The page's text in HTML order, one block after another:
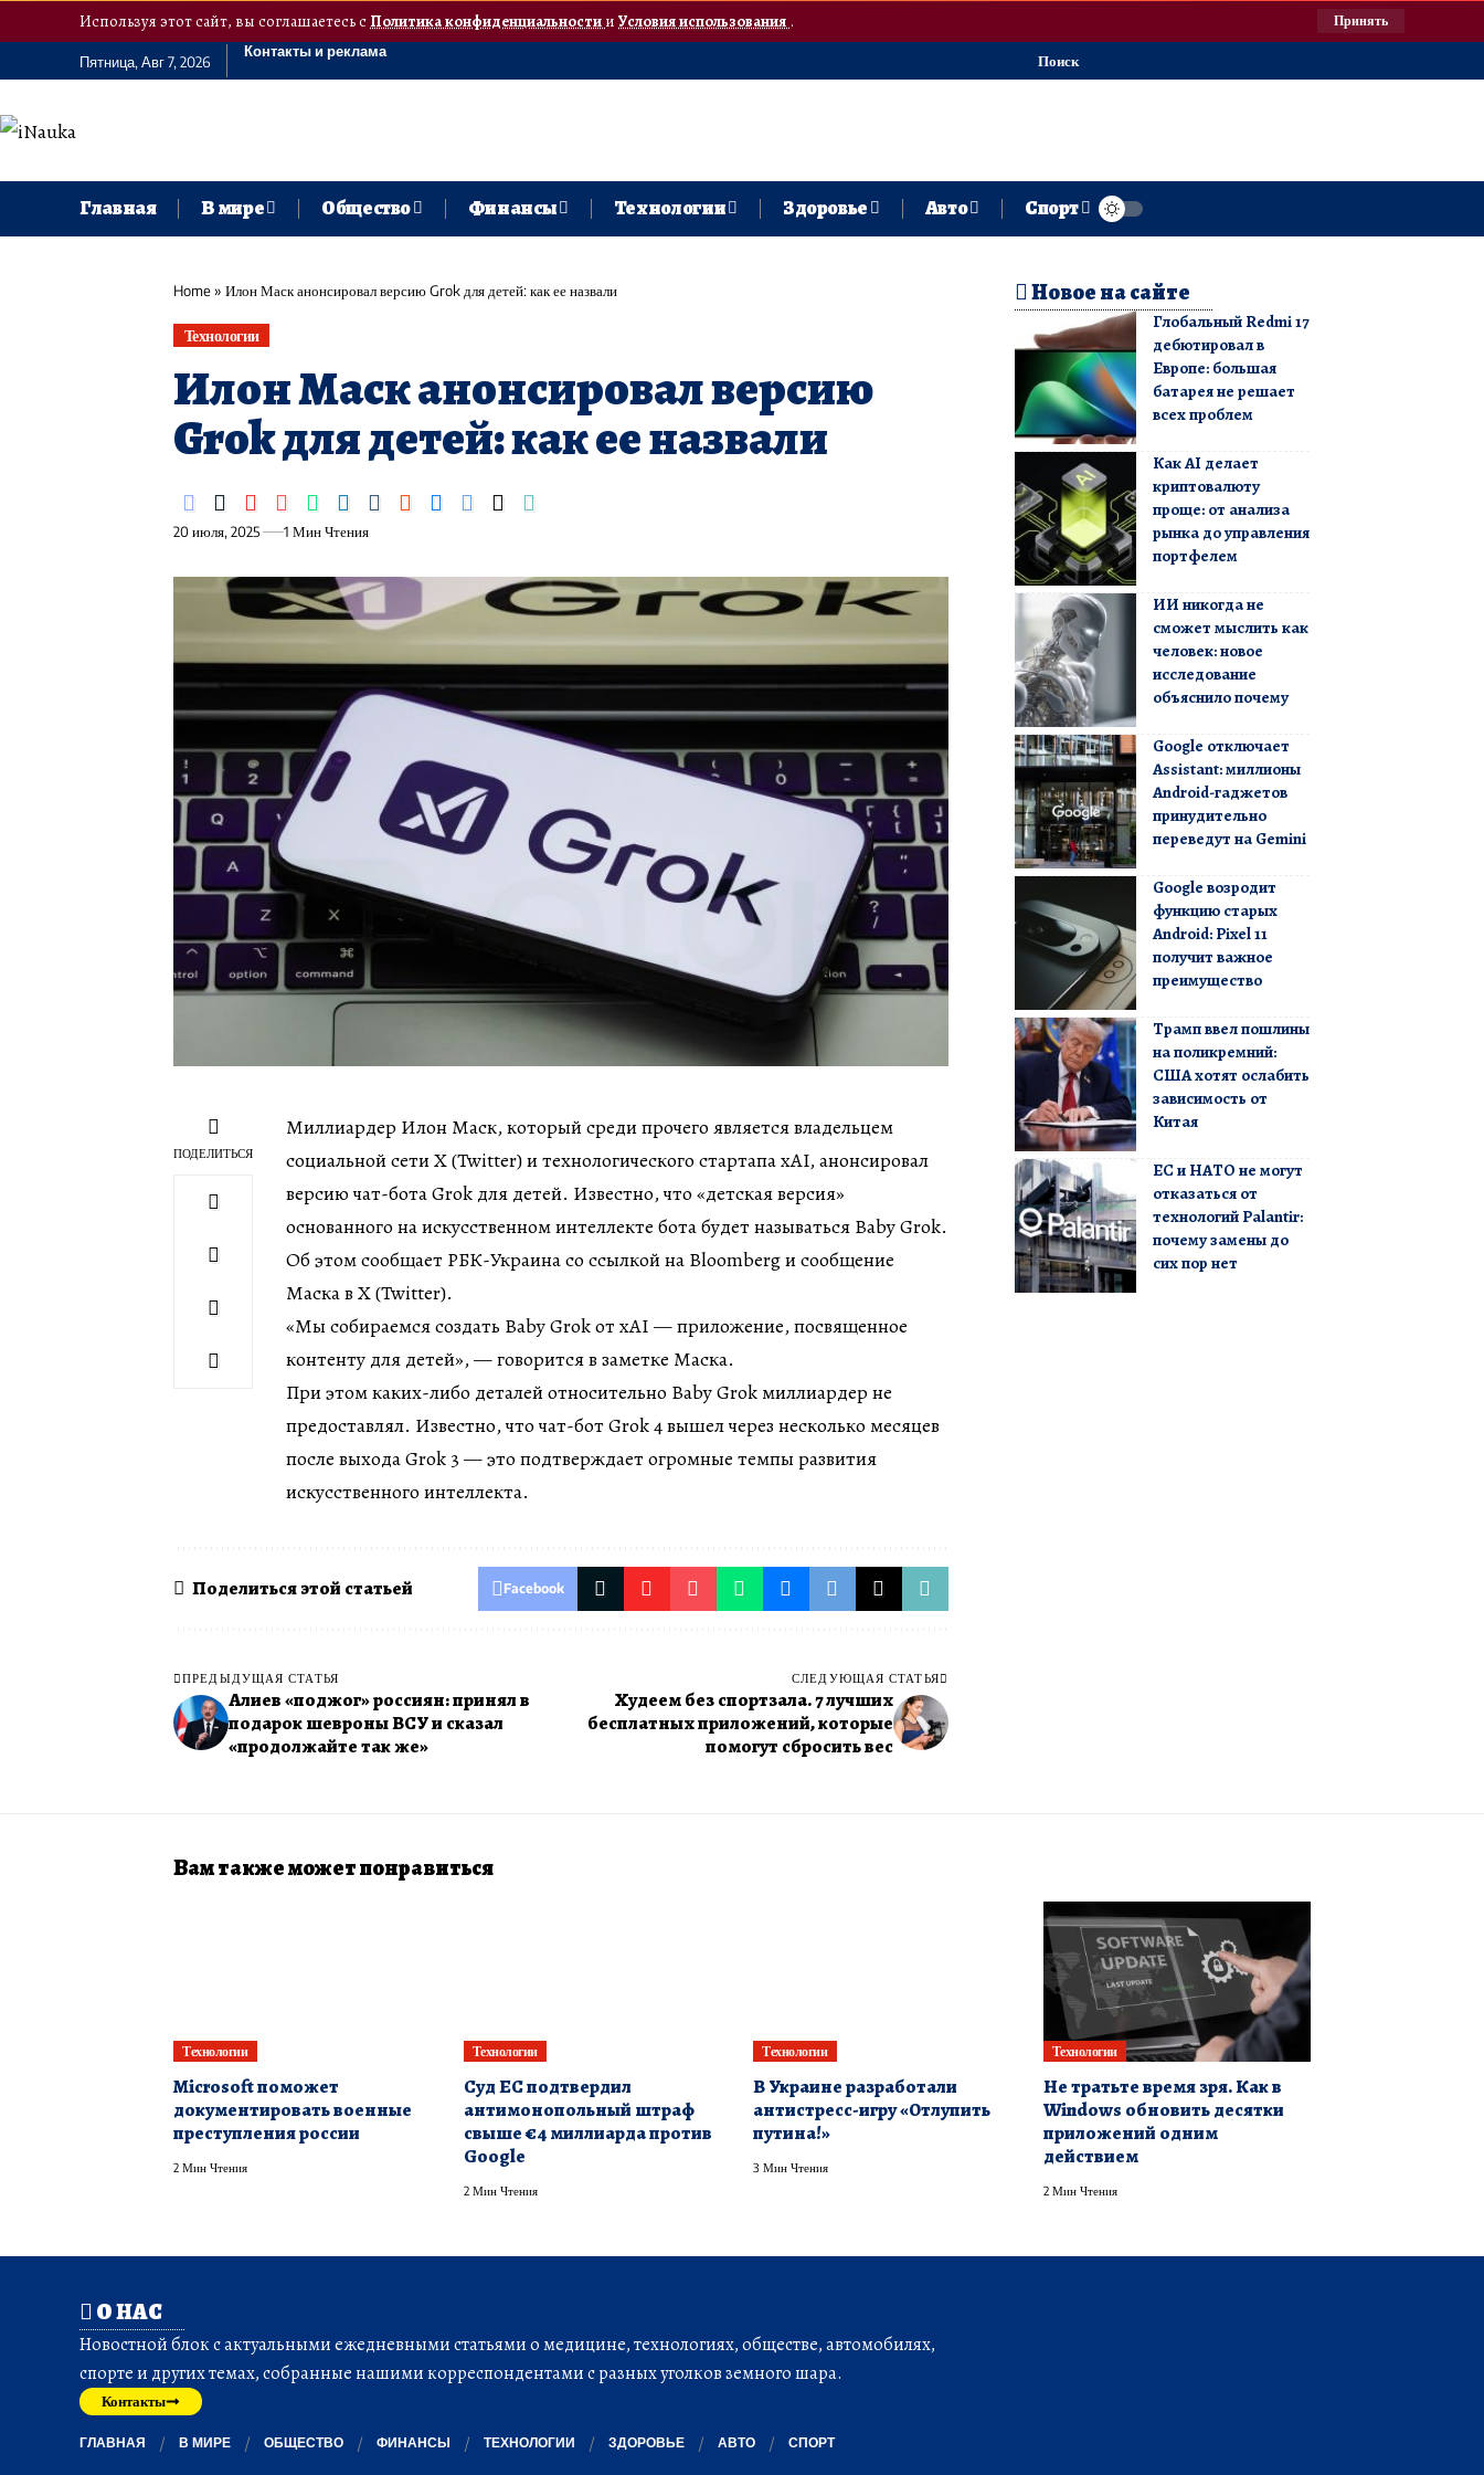
Используя этот сайт, вы соглашаетесь сПолитика конфиденциальностии Условия использования. Принять
Пятница, Авг 7, 2026
Контакты и реклама
Поиск
Главная В мире Общество Финансы Технологии Здоровье Авто Спорт
Home» Илон Маск анонсировал версию Grok для детей: как ее назвали
Технологии
Илон Маск анонсировал версию
Grok для детей: как ее назвали
20 июля, 2025 1 Мин Чтения
ПОДЕЛИТЬСЯ
Миллиардер Илон Маск, который среди прочего является владельцем
социальной сети X (Twitter) и технологического стартапа xAI, анонсировал
версию чат-бота Grok для детей. Известно, что «детская версия»
основанного на искусственном интеллекте бота будет называться Baby Grok.
Об этом сообщает РБК-Украина со ссылкой на Bloomberg и сообщение
Маска в X (Twitter).
«Мы собираемся создать Baby Grok от xAI — приложение, посвященное
контенту для детей», — говорится в заметке Маска.
При этом каких-либо деталей относительно Baby Grok миллиардер не
предоставлял. Известно, что чат-бот Grok 4 вышел через несколько месяцев
после выхода Grok 3 — это подтверждает огромные темпы развития
искусственного интеллекта.
Поделиться этой статьей Facebook
ПРЕДЫДУЩАЯ СТАТЬЯ
Алиев «поджог» россиян: принял в
подарок шевроны ВСУ и сказал
«продолжайте так же»
СЛЕДУЮЩАЯ СТАТЬЯ
Худеем без спортзала. 7 лучших
бесплатных приложений, которые
помогут сбросить вес
Новое на сайте
Глобальный Redmi 17
дебютировал в
Европе: большая
батарея не решает
всех проблем
Как AI делает
криптовалюту
проще: от анализа
рынка до управления
портфелем
ИИ никогда не
сможет мыслить как
человек: новое
исследование
объяснило почему
Google отключает
Assistant: миллионы
Android-гаджетов
принудительно
переведут на Gemini
Google возродит
функцию старых
Android: Pixel 11
получит важное
преимущество
Трамп ввел пошлины
на поликремний:
США хотят ослабить
зависимость от
Китая
ЕС и НАТО не могут
отказаться от
технологий Palantir:
почему замены до
сих пор нет
Вам также может понравиться
Технологии
Microsoft поможет
документировать военные
преступления россии
2 Мин Чтения
Технологии
Суд ЕС подтвердил
антимонопольный штраф
свыше €4 миллиарда против
Google
2 Мин Чтения
Технологии
В Украине разработали
антистресс-игру «Отлупить
путина!»
3 Мин Чтения
Технологии
Не тратьте время зря. Как в
Windows обновить десятки
приложений одним
действием
2 Мин Чтения
О НАС
Новостной блок с актуальными ежедневными статьями о медицине, технологиях, обществе, автомобилях,
спорте и других темах, собранные нашими корреспондентами с разных уголков земного шара.
Контакты
ГЛАВНАЯ В МИРЕ ОБЩЕСТВО ФИНАНСЫ ТЕХНОЛОГИИ ЗДОРОВЬЕ АВТО СПОРТ